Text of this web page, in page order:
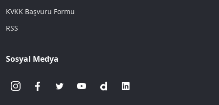
KVKK Başvuru Formu
RSS
Sosyal Medya